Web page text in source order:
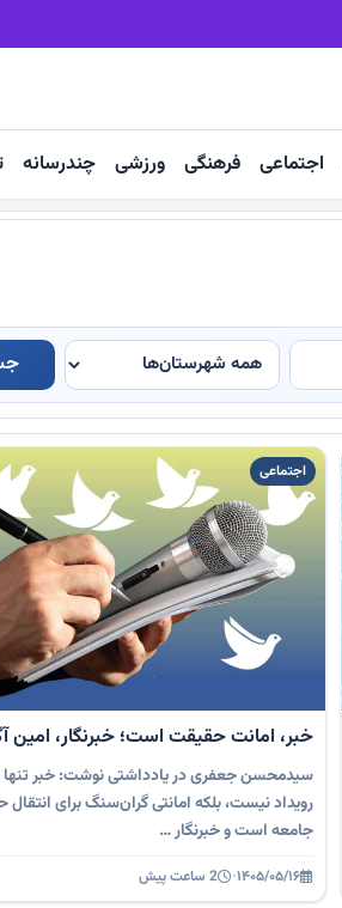
اجتماعی فرهنگی ورزشی چندرسانه
اجتماعی
خبر، امانت حقیقت است؛ خبرنگار، امین
سیدمحسن جعفری در یادداشتی نوشت: خبر تنها
رویداد نیست، بلکه امانتی گران‌سنگ برای
جامعه است و خبرنگار …
۱۴۰۵/۰۵/۱۶· 2 ساعت پیش